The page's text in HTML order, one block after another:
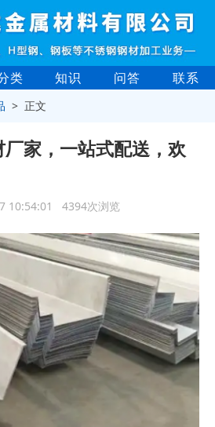
类 知识 问答 联系
> 正文
家，一站式配送，欢
10:54:01 4394次浏览